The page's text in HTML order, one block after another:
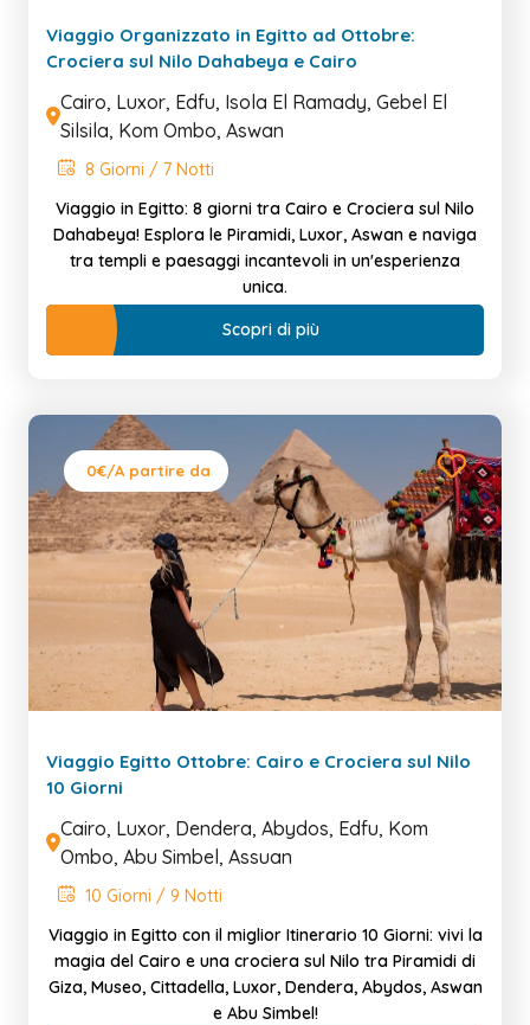
Viaggio Organizzato in Egitto ad Ottobre:
Crociera sul Nilo Dahabeya e Cairo
Cairo, Luxor, Edfu, Isola El Ramady, Gebel El
Silsila, Kom Ombo, Aswan
8 Giorni / 7 Notti
Viaggio in Egitto: 8 giorni tra Cairo e Crociera sul Nilo
Dahabeya! Esplora le Piramidi, Luxor, Aswan e naviga
tra templi e paesaggi incantevoli in un'esperienza
unica.
Scopri di più
0€/A partire da
Viaggio Egitto Ottobre: Cairo e Crociera sul Nilo
10 Giorni
Cairo, Luxor, Dendera, Abydos, Edfu, Kom
Ombo, Abu Simbel, Assuan
10 Giorni / 9 Notti
Viaggio in Egitto con il miglior Itinerario 10 Giorni: vivi la
magia del Cairo e una crociera sul Nilo tra Piramidi di
Giza, Museo, Cittadella, Luxor, Dendera, Abydos, Aswan
e Abu Simbel!